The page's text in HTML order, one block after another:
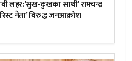
लहर:’सुख-दुःखका साथी’ रामचन्द्र
नेता’ विरुद्ध जनआक्रोश